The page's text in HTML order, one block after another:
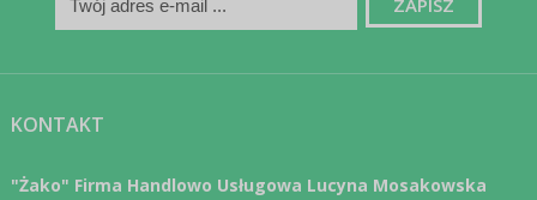
KONTAKT
"Żako" Firma Handlowo Usługowa Lucyna Mosakowska